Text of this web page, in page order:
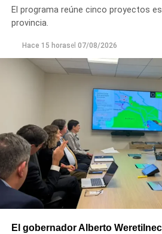
próximas semanas, el operativo
reforzado con dos nuevas
el ritmo de ejecución y optimizar
mantenimiento en distintos
Por otra parte, el organismo
técnico que definirá los tramos de
151 donde se aplicarán 5.000
asfáltica en caliente, una obra
sectores más deteriorados y
transitabilidad.
El programa reúne cinco proyectos
provincia.
Hace 15 horasel 07/08/2026
El gobernador Alberto